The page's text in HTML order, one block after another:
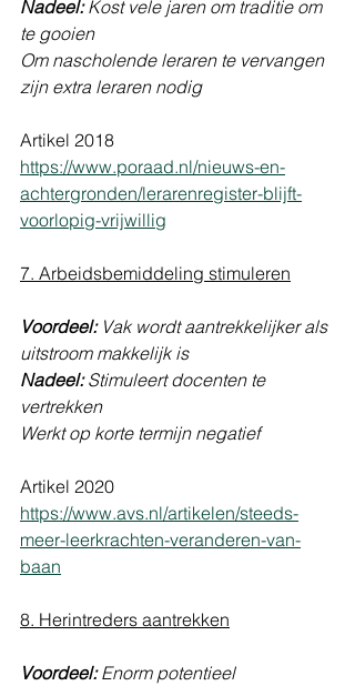
Nadeel: Kost vele jaren om traditie om
te gooien
Om nascholende leraren te vervangen
zijn extra leraren nodig
Artikel 2018
https://www.poraad.nl/nieuws-en-
achtergronden/lerarenregister-blijft-
voorlopig-vrijwillig
7. Arbeidsbemiddeling stimuleren
Voordeel: Vak wordt aantrekkelijker als
uitstroom makkelijk is
Nadeel: Stimuleert docenten te
vertrekken
Werkt op korte termijn negatief
Artikel 2020
https://www.avs.nl/artikelen/steeds-
meer-leerkrachten-veranderen-van-
baan
8. Herintreders aantrekken
Voordeel: Enorm potentieel